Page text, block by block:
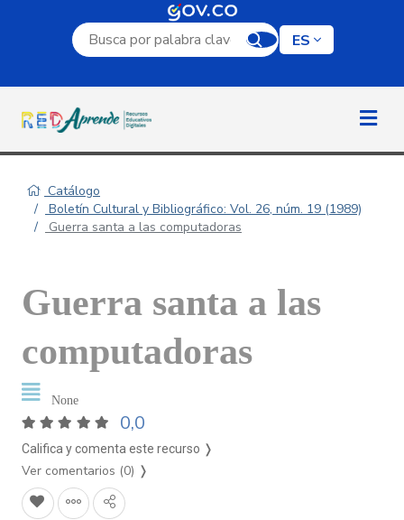
Campo de búsqueda por palabra clave
ES
Catálogo
Boletín Cultural y Bibliográfico: Vol. 26, núm. 19 (1989)
Guerra santa a las computadoras
Guerra santa a las
computadoras
None
0,0
Califica y comenta este recurso ❭
Ver comentarios (0) ❭